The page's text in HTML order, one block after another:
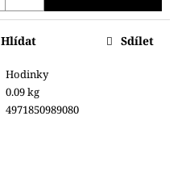
Hodinky
0.09 kg
4971850989080
Hlídat Sdílet